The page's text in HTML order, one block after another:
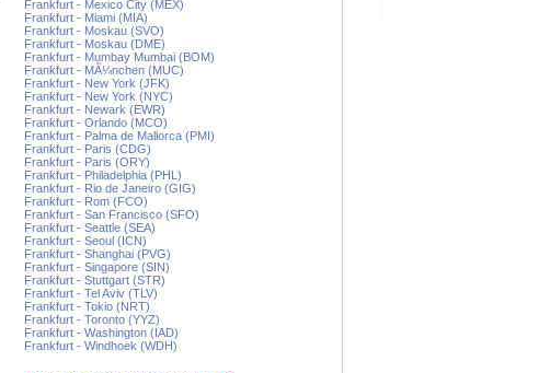
Frankfurt - Mexico City (MEX)
Frankfurt - Miami (MIA)
Frankfurt - Moskau (SVO)
Frankfurt - Moskau (DME)
Frankfurt - Mumbay Mumbai (BOM)
Frankfurt - MÃ¼nchen (MUC)
Frankfurt - New York (JFK)
Frankfurt - New York (NYC)
Frankfurt - Newark (EWR)
Frankfurt - Orlando (MCO)
Frankfurt - Palma de Mallorca (PMI)
Frankfurt - Paris (CDG)
Frankfurt - Paris (ORY)
Frankfurt - Philadelphia (PHL)
Frankfurt - Rio de Janeiro (GIG)
Frankfurt - Rom (FCO)
Frankfurt - San Francisco (SFO)
Frankfurt - Seattle (SEA)
Frankfurt - Seoul (ICN)
Frankfurt - Shanghai (PVG)
Frankfurt - Singapore (SIN)
Frankfurt - Stuttgart (STR)
Frankfurt - Tel Aviv (TLV)
Frankfurt - Tokio (NRT)
Frankfurt - Toronto (YYZ)
Frankfurt - Washington (IAD)
Frankfurt - Windhoek (WDH)